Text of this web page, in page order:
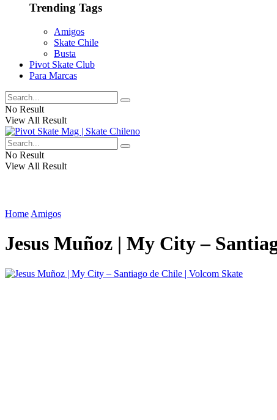
Trending Tags
Amigos
Skate Chile
Busta
Pivot Skate Club
Para Marcas
No Result
View All Result
No Result
View All Result
Home Amigos
Jesus Muñoz | My City –